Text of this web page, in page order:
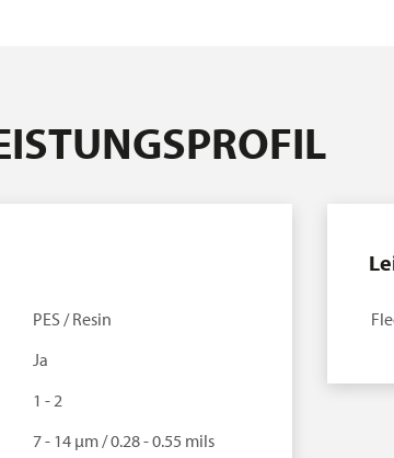
PES / Resin
Ja
1 - 2
7 - 14 µm / 0.28 - 0.55 mils